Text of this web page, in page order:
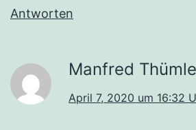
Antworten
Manfred
April 7, 2020 um 16:32